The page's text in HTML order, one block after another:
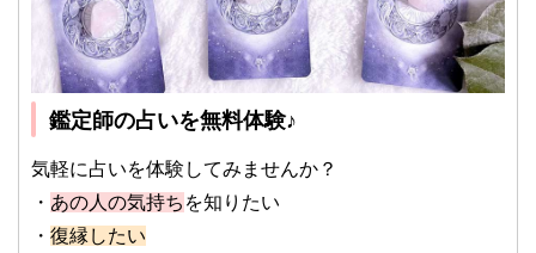
鑑定師の占いを無料体験♪
気軽に占いを体験してみませんか？
・ あの人の気持ち を知りたい
・ 復縁したい